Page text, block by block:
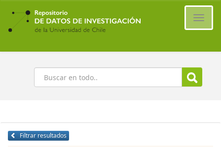
Ir
contenido
principal
Buscar
Filtrar resultados